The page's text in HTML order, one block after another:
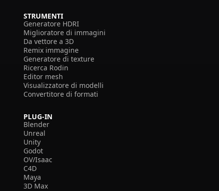
STRUMENTI
Generatore HDRI
Miglioratore di immagini
Da vettore a 3D
Remix immagine
Generatore di texture
Ricerca Rodin
Editor mesh
Visualizzatore di modelli
Convertitore di formati
PLUG-IN
Blender
Unreal
Unity
Godot
OV/Isaac
C4D
Maya
3D Max